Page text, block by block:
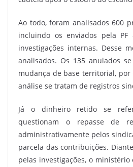
Ao todo, foram analisados 600
incluindo os enviados pela PF
investigações internas. Desse
analisados. Os 135 anulados
mudança de base territorial, por
análise se tratam de registros
Já o dinheiro retido se
questionam o repasse de
administrativamente pelos
parcela das contribuições.
pelas investigações, o